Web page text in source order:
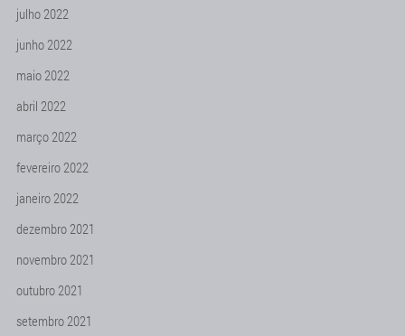
julho 2022
junho 2022
maio 2022
abril 2022
março 2022
fevereiro 2022
janeiro 2022
dezembro 2021
novembro 2021
outubro 2021
setembro 2021